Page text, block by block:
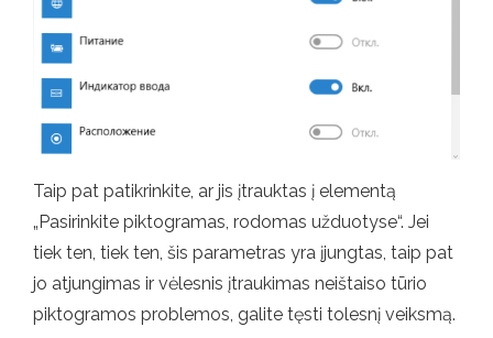
Taip pat patikrinkite, ar jis įtrauktas į elementą
„Pasirinkite piktogramas, rodomas užduotyse“. Jei
tiek ten, tiek ten, šis parametras yra įjungtas, taip pat
jo atjungimas ir vėlesnis įtraukimas neištaiso tūrio
piktogramos problemos, galite tęsti tolesnį veiksmą.